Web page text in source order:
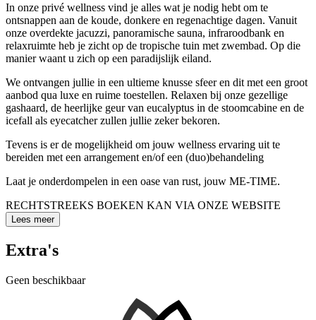
In onze privé wellness vind je alles wat je nodig hebt om te
ontsnappen aan de koude, donkere en regenachtige dagen. Vanuit
onze overdekte jacuzzi, panoramische sauna, infraroodbank en
relaxruimte heb je zicht op de tropische tuin met zwembad. Op die
manier waant u zich op een paradijslijk eiland.
We ontvangen jullie in een ultieme knusse sfeer en dit met een groot
aanbod qua luxe en ruime toestellen. Relaxen bij onze gezellige
gashaard, de heerlijke geur van eucalyptus in de stoomcabine en de
icefall als eyecatcher zullen jullie zeker bekoren.
Tevens is er de mogelijkheid om jouw wellness ervaring uit te
bereiden met een arrangement en/of een (duo)behandeling
Laat je onderdompelen in een oase van rust, jouw ME-TIME.
RECHTSTREEKS BOEKEN KAN VIA ONZE WEBSITE
Lees meer
Extra's
Geen beschikbaar